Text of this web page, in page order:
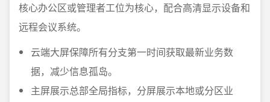
核心办公区或管理者工位为核心，配合高清显示设备和
远程会议系统。
云端大屏保障所有分支第一时间获取最新业务数
据，减少信息孤岛。
主屏展示总部全局指标，分屏展示本地或分区业